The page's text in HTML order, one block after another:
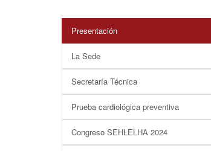
Presentación
La Sede
Secretaría Técnica
Prueba cardiológica preventiva
Congreso SEHLELHA 2024